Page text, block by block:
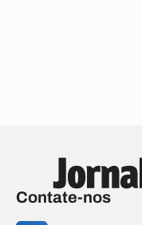
Contate-nos